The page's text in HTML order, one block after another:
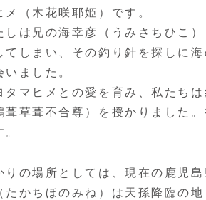
メ（木花咲耶姫）です。
しは兄の海幸彦（うみさちひこ
てしまい、その釣り針を探しに
いました。
タマヒメとの愛を育み、私たち
葺草葺不合尊）を授かりました
。
りの場所としては、現在の鹿児
たかちほのみね）は天孫降臨の